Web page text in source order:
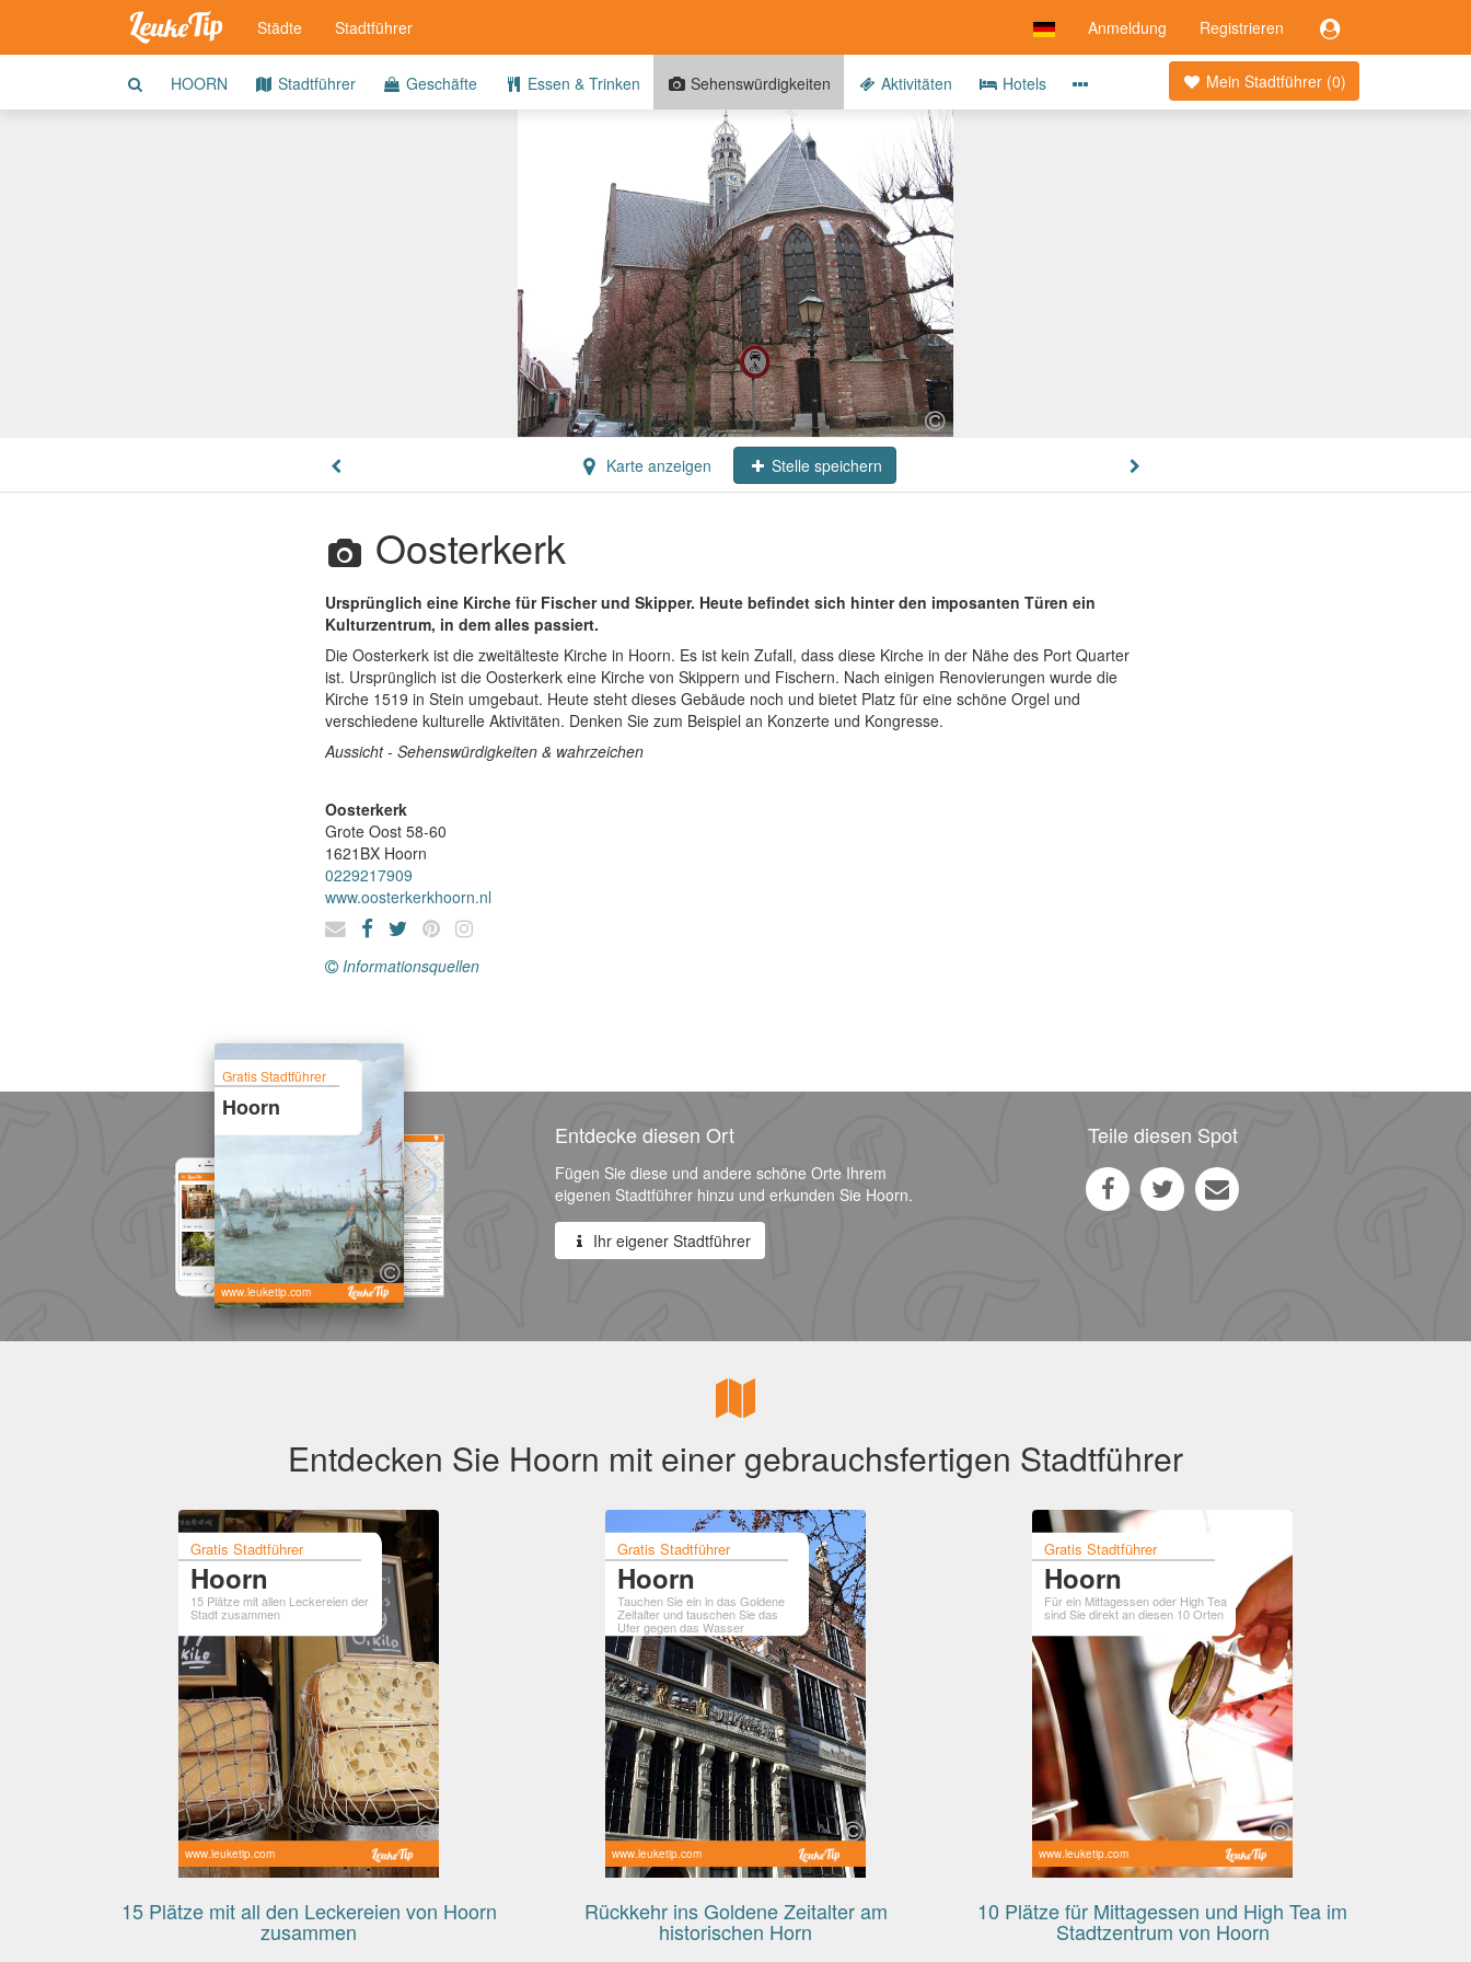
Anmeldung Registrieren
Städte Stadtführer
Mein Stadtführer (0)
HOORN Stadtführer Geschäfte Essen & Trinken Sehenswürdigkeiten Aktivitäten Hotels
Karte anzeigen Stelle speichern
Oosterkerk
Ursprünglich eine Kirche für Fischer und Skipper. Heute befindet sich hinter den imposanten Türen ein
Kulturzentrum, in dem alles passiert.
Die Oosterkerk ist die zweitälteste Kirche in Hoorn. Es ist kein Zufall, dass diese Kirche in der Nähe des Port Quarter
ist. Ursprünglich ist die Oosterkerk eine Kirche von Skippern und Fischern. Nach einigen Renovierungen wurde die
Kirche 1519 in Stein umgebaut. Heute steht dieses Gebäude noch und bietet Platz für eine schöne Orgel und
verschiedene kulturelle Aktivitäten. Denken Sie zum Beispiel an Konzerte und Kongresse.
Aussicht - Sehenswürdigkeiten & wahrzeichen
Oosterkerk
Grote Oost 58-60
1621BX Hoorn
0229217909
www.oosterkerkhoorn.nl
Informationsquellen
Gratis Stadtführer
Hoorn
www.leuketip.com
Entdecke diesen Ort
Fügen Sie diese und andere schöne Orte Ihrem
eigenen Stadtführer hinzu und erkunden Sie Hoorn.
Ihr eigener Stadtführer
Teile diesen Spot
Entdecken Sie Hoorn mit einer gebrauchsfertigen Stadtführer
Gratis Stadtführer
Hoorn
15 Plätze mit allen Leckereien der
Stadt zusammen
www.leuketip.com
15 Plätze mit all den Leckereien von Hoorn
zusammen
Gratis Stadtführer
Hoorn
Tauchen Sie ein in das Goldene
Zeitalter und tauschen Sie das
Ufer gegen das Wasser
www.leuketip.com
Rückkehr ins Goldene Zeitalter am
historischen Horn
Gratis Stadtführer
Hoorn
Für ein Mittagessen oder High Tea
sind Sie direkt an diesen 10 Orten
www.leuketip.com
10 Plätze für Mittagessen und High Tea im
Stadtzentrum von Hoorn